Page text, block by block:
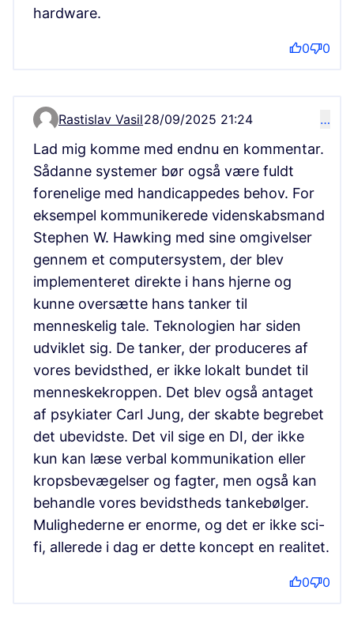
hardware.
0 0
Comment 15907
Rastislav Vasil28/09/2025 21:24 …
Lad mig komme med endnu en kommentar.
Sådanne systemer bør også være fuldt
forenelige med handicappedes behov. For
eksempel kommunikerede videnskabsmand
Stephen W. Hawking med sine omgivelser
gennem et computersystem, der blev
implementeret direkte i hans hjerne og
kunne oversætte hans tanker til
menneskelig tale. Teknologien har siden
udviklet sig. De tanker, der produceres af
vores bevidsthed, er ikke lokalt bundet til
menneskekroppen. Det blev også antaget
af psykiater Carl Jung, der skabte begrebet
det ubevidste. Det vil sige en DI, der ikke
kun kan læse verbal kommunikation eller
kropsbevægelser og fagter, men også kan
behandle vores bevidstheds tankebølger.
Mulighederne er enorme, og det er ikke sci-
fi, allerede i dag er dette koncept en realitet.
0 0